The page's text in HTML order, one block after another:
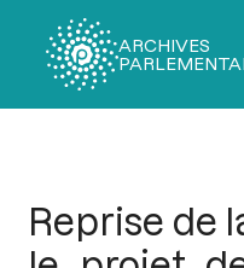
ARCHIVES
Reprise de